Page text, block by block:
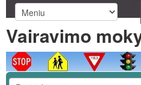
Vairavimo